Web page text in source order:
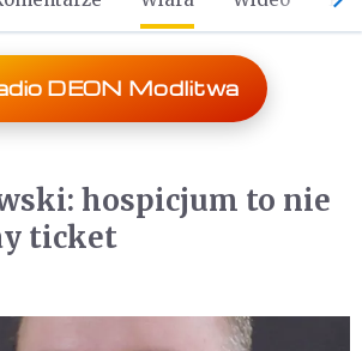
DEON Modlitwa
hospicjum to nie
ticket